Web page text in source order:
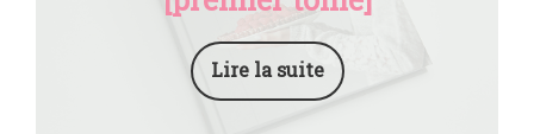
Lire la suite